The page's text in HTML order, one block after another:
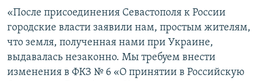
«После присоединения Севастополя к России
городские власти заявили нам, простым жителям,
что земля, полученная нами при Украине,
выдавалась незаконно. Мы требуем внести
изменения в ФКЗ № 6 «О принятии в Российскую